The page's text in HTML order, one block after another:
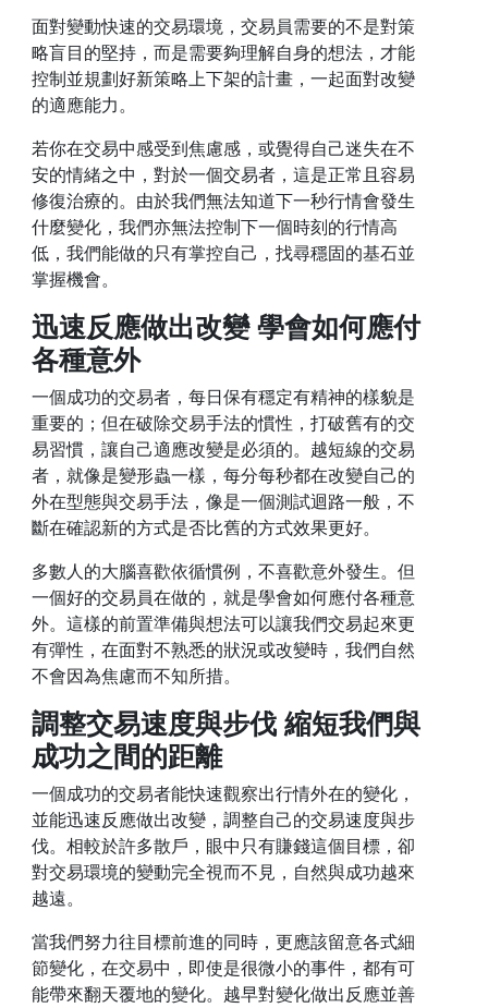
面對變動快速的交易環境，交易員需要的不是對策
略盲目的堅持，而是需要夠理解自身的想法，才能
控制並規劃好新策略上下架的計畫，一起面對改變
的適應能力。
若你在交易中感受到焦慮感，或覺得自己迷失在不
安的情緒之中，對於一個交易者，這是正常且容易
修復治療的。由於我們無法知道下一秒行情會發生
什麼變化，我們亦無法控制下一個時刻的行情高
低，我們能做的只有掌控自己，找尋穩固的基石並
掌握機會。
迅速反應做出改變 學會如何應付
各種意外
一個成功的交易者，每日保有穩定有精神的樣貌是
重要的；但在破除交易手法的慣性，打破舊有的交
易習慣，讓自己適應改變是必須的。越短線的交易
者，就像是變形蟲一樣，每分每秒都在改變自己的
外在型態與交易手法，像是一個測試迴路一般，不
斷在確認新的方式是否比舊的方式效果更好。
多數人的大腦喜歡依循慣例，不喜歡意外發生。但
一個好的交易員在做的，就是學會如何應付各種意
外。這樣的前置準備與想法可以讓我們交易起來更
有彈性，在面對不熟悉的狀況或改變時，我們自然
不會因為焦慮而不知所措。
調整交易速度與步伐 縮短我們與
成功之間的距離
一個成功的交易者能快速觀察出行情外在的變化，
並能迅速反應做出改變，調整自己的交易速度與步
伐。相較於許多散戶，眼中只有賺錢這個目標，卻
對交易環境的變動完全視而不見，自然與成功越來
越遠。
當我們努力往目標前進的同時，更應該留意各式細
節變化，在交易中，即使是很微小的事件，都有可
能帶來翻天覆地的變化。越早對變化做出反應並善